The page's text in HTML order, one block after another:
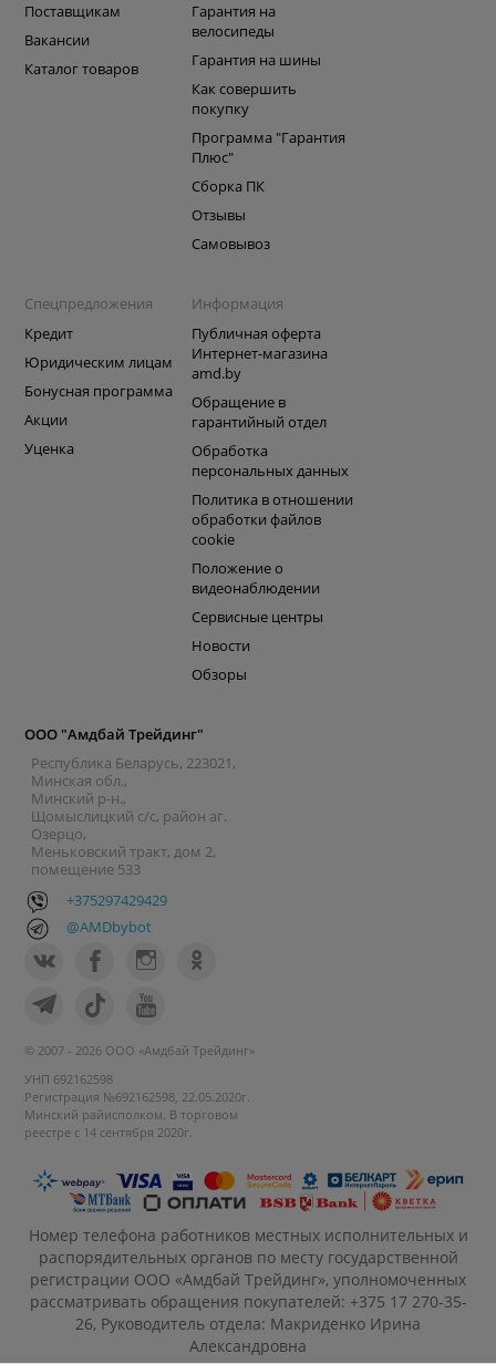
Поставщикам
Вакансии
Каталог товаров
Гарантия на
велосипеды
Гарантия на шины
Как совершить
покупку
Программа "Гарантия
Плюс"
Сборка ПК
Отзывы
Самовывоз
Спецпредложения
Кредит
Юридическим лицам
Бонусная программа
Акции
Уценка
Информация
Публичная оферта
Интернет-магазина
amd.by
Обращение в
гарантийный отдел
Обработка
персональных данных
Политика в отношении
обработки файлов
cookie
Положение о
видеонаблюдении
Сервисные центры
Новости
Обзоры
ООО "Амдбай Трейдинг"
Республика Беларусь, 223021,
Минская обл.,
Минский р-н.,
Щомыслицкий с/с, район аг.
Озерцо,
Меньковский тракт, дом 2,
помещение 533
+375297429429
@AMDbybot
© 2007 - 2026 ООО «Амдбай Трейдинг»
УНП 692162598
Регистрация №692162598, 22.05.2020г.
Минский райисполком. В торговом
реестре с 14 сентября 2020г.
Номер телефона работников местных исполнительных и
распорядительных органов по месту государственной
регистрации ООО «Амдбай Трейдинг», уполномоченных
рассматривать обращения покупателей: +375 17 270-35-
26, Руководитель отдела: Макриденко Ирина
Александровна